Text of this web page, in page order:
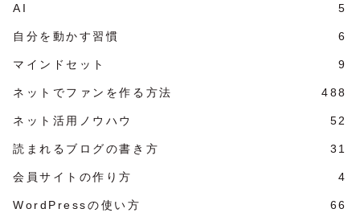
AI 5
自分を動かす習慣 6
マインドセット 9
ネットでファンを作る方法 488
ネット活用ノウハウ 52
読まれるブログの書き方 31
会員サイトの作り方 4
WordPressの使い方 66